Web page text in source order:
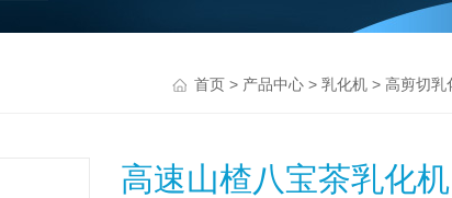
首页> 产品中心> 乳化机> 高剪切乳
高速山楂八宝茶乳化机